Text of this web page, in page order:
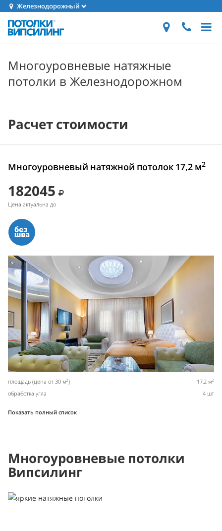
Железнодорожный
Многоуровневые натяжные
потолки в Железнодорожном
Расчет стоимости
Многоуровневый натяжной потолок 17,2 м2
182045
Цена актуальна до
площадь (цена от 30 м2) 17,2 м2
обработка угла 4 шт
Показать полный список
Многоуровневые потолки
Випсилинг